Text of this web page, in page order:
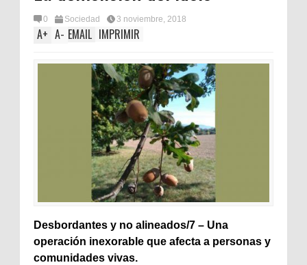
0 Sociedad 3 noviembre, 2018
A+ A- EMAIL IMPRIMIR
Desbordantes y no alineados/7 – Una
operación inexorable que afecta a personas y
comunidades vivas.